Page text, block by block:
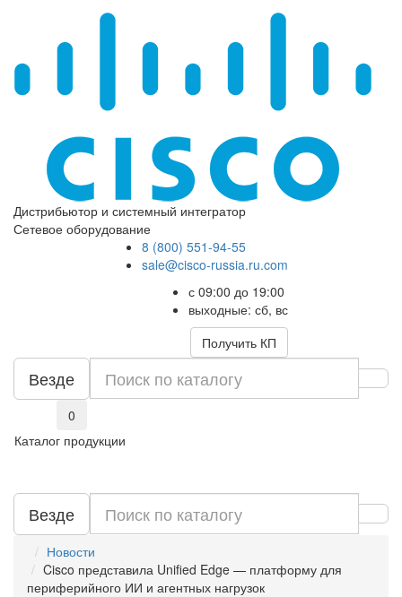
Дистрибьютор и системный интегратор
Сетевое оборудование
8 (800) 551-94-55
sale@cisco-russia.ru.com
с 09:00 до 19:00
выходные: сб, вс
Получить КП
Везде
0
Каталог продукции
Везде
Новости
Cisco представила Unified Edge — платформу для
периферийного ИИ и агентных нагрузок